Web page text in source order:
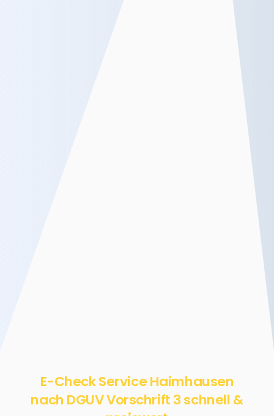
E-Check Service Haimhausen
nach DGUV Vorschrift 3 schnell &